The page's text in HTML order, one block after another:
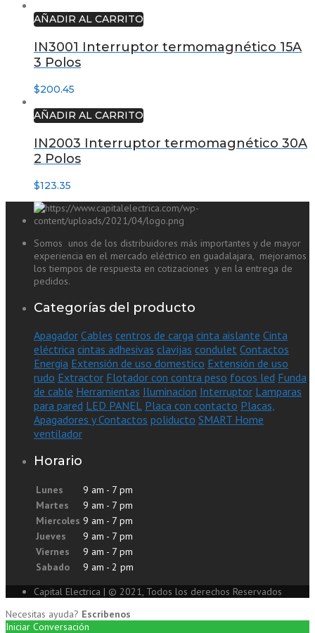
AÑADIR AL CARRITO
IN3001 Interruptor termomagnético 15A
3 Polos
$200.45
AÑADIR AL CARRITO
IN2003 Interruptor termomagnético 30A
2 Polos
$123.35
Somos unos de los distribuidores más importantes y de mayor
experiencia en el mercado eléctrico en guadalajara, mejoramos
los tiempos de respuesta en cotizaciones y en la entrega de
pedidos.
Categorías del producto
Apagador Cables centros de carga cinta aislante Cinta
eléctrica cintas adhesivas clavijas condulet Contactos
Energia Extensión de uso domestico Extensión de uso
rudo Extractor Flotador con contra peso focos led Funda
de cable Herramientas Iluminacion Interruptor Lamparas
para pared LED PANEL Placa con contacto Placas,
Apagadores y Contactos poliducto SMART Home
ventilador
Horario
Lunes
9 am - 7 pm
Martes
9 am - 7 pm
Miercoles 9 am - 7 pm
Jueves
9 am - 7 pm
Viernes
9 am - 7 pm
Sabado
9 am - 2 pm
Capital Electrica | © 2021, Todos los derechos Reservados
Necesitas ayuda? Escribenos
Iniciar Conversación